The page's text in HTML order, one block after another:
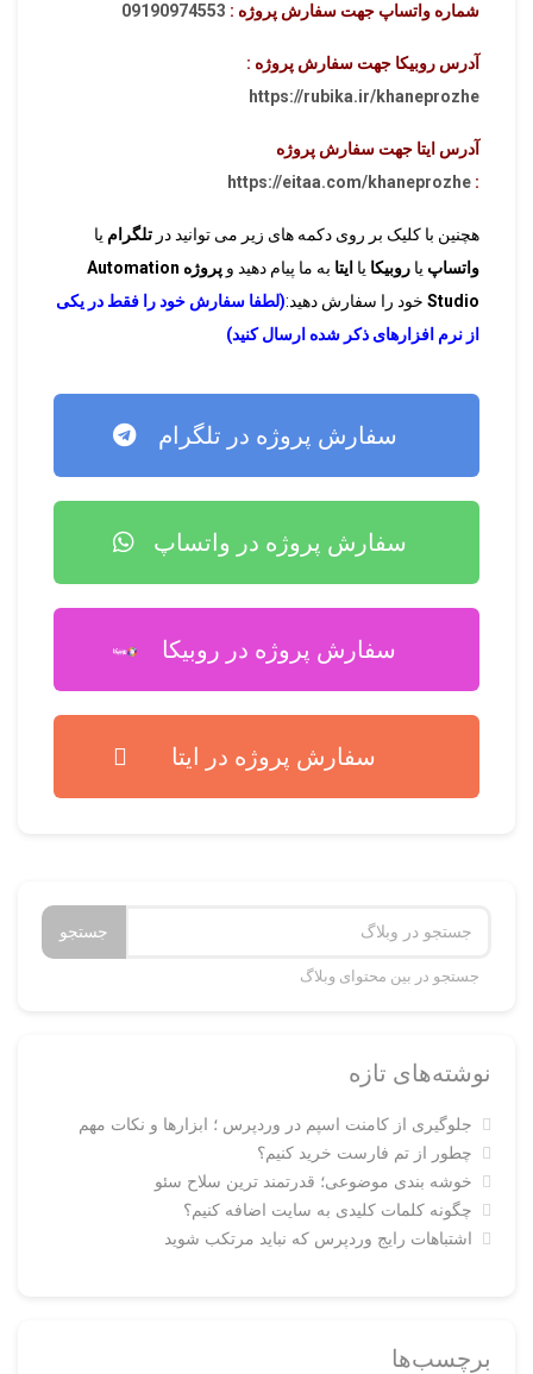
شماره واتساپ جهت سفارش پروژه : 09190974553
آدرس روبیکا جهت سفارش پروژه :
https://rubika.ir/khaneprozhe
آدرس ایتا جهت سفارش پروژه
:
https://eitaa.com/khaneprozhe
هچنین با کلیک بر روی دکمه های زیر می توانید در تلگرام یا
واتساپ یا روبیکا یا ایتا به ما پیام دهید و
پروژه Automation
Studio خود را سفارش دهید:(لطفا سفارش خود را فقط در یکی
از نرم افزارهای ذکر شده ارسال کنید)
سفارش پروژه در تلگرام
سفارش پروژه در واتساپ
سفارش پروژه در روبیکا
سفارش پروژه در ایتا
جستجو
جستجو در بین محتوای وبلاگ
نوشته‌های تازه
جلوگیری از کامنت اسپم در وردپرس ؛ ابزارها و نکات مهم
چطور از تم فارست خرید کنیم؟
خوشه بندی موضوعی؛ قدرتمند ترین سلاح سئو
چگونه کلمات کلیدی به سایت اضافه کنیم؟
اشتباهات رایج وردپرس که نباید مرتکب شوید
برچسب‌ها